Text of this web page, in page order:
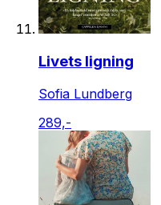
Livets ligning
Sofia Lundberg
289,-